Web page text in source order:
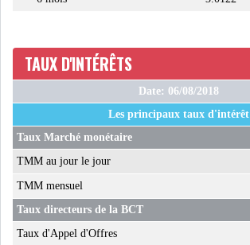
TAUX D'INTÉRÊTS
Date: 06/08/2018
Les principaux taux d'intérêt
Taux Marché monétaire
TMM au jour le jour
TMM mensuel
Taux directeurs de la BCT
Taux d'Appel d'Offres